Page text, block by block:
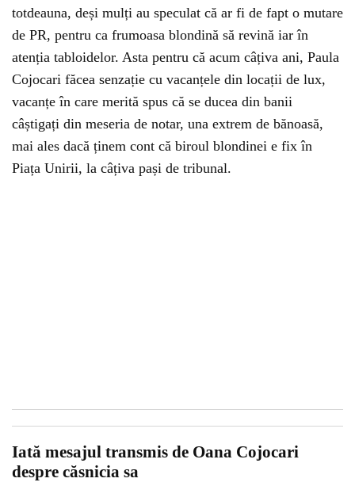
totdeauna, deși mulți au speculat că ar fi de fapt o mutare
de PR, pentru ca frumoasa blondină să revină iar în
atenția tabloidelor. Asta pentru că acum câțiva ani, Paula
Cojocari făcea senzație cu vacanțele din locații de lux,
vacanțe în care merită spus că se ducea din banii
câștigați din meseria de notar, una extrem de bănoasă,
mai ales dacă ținem cont că biroul blondinei e fix în
Piața Unirii, la câțiva pași de tribunal.
Iată mesajul transmis de Oana Cojocari
despre căsnicia sa